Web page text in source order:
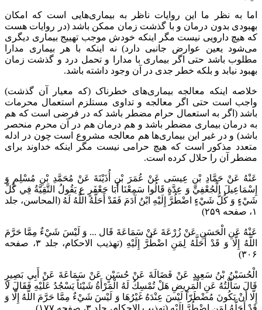
اما به نظر ما این روایات ناظر به بیماری‌هایی است که امکان
بهبودی بدون درمان و با گذشت زمان ممکن باشد (در روایات هست
که هیچ دارویی نیست مگر اینکه خودش موجب تهییج بیماری دیگری
می‌شود یعین عوارض جانبی دارد) نه اینکه با هر بیماری مدارا
مطلوب باشد حتی اگر بیماری با مدارا و تحمل درد و گذشت زمان
بهبود نیابد و بلکه خطر جدی در آن وجود داشته باشد.
خلاصه اینکه معالجه بیماری‌های خطرناک (که معیار آن گذشت)
واجب است حتی اگر معالجه و تداوی مستلزم استعمال محرمات
باشد (اگر به استعمال حرام مضطر باشد که در فرضی است که هم
به درمان بیماری مضطر باشد و هم درمان هم در آن محرم منحصر
باشد) و در غیر این بیماری‌ها هم معالجه مشروع است چون در ادله
متعدد مذکور است که هیچ حرامی نیست مگر اینکه خداوند برای
مضطر آن را حلال کرده است.
عَنْهُ عَنْ حَمَّادِ بْنِ عِيسَى عَنْ عُمَرَ بْنِ أُذَيْنَةَ عَنْ مُحَمَّدِ بْنِ مُسْلِمٍ وَ
إِسْمَاعِيلَ الْجُعْفِيِّ وَ عِدَّةٍ قَالُوا سَمِعْنَا أَبَا جَعْفَرٍ ع يَقُولُ التَّقِيَّةُ فِي كُلِّ
شَيْ‌ءٍ وَ كُلُّ شَيْ‌ءٍ اضْطُرَّ إِلَيْهِ ابْنُ آدَمَ فَقَدْ أَحَلَّهُ اللَّهُ لَهُ‌ (المحاسن، جلد
۱، صفحه ۲۵۹)
عَنْهُ عَنِ الْحَسَنِ عَنْ زُرْعَةَ عَنْ سَمَاعَةَ قَال ... وَ لَيْسَ شَيْ‌ءٌ مِمَّا حَرَّمَ
اللَّهُ إِلَّا وَ قَدْ أَحَلَّهُ لِمَنِ اضْطُرَّ إِلَيْهِ‌ (تهذیب الاحکام، جلد ۳، صفحه
۳۰۶)
الْحُسَيْنُ بْنُ سَعِيدٍ عَنْ فَضَالَةَ عَنْ حُسَيْنٍ عَنْ سَمَاعَةَ عَنْ أَبِي بَصِيرٍ
قَالَ سَأَلْتُهُ عَنِ الْمَرِيضِ هَلْ تُمْسِكُ لَهُ الْمَرْأَةُ شَيْئاً يَسْجُدُ عَلَيْهِ فَقَالَ لَا
إِلَّا أَنْ يَكُونَ مُضْطَرّاً لَيْسَ عِنْدَهُ غَيْرُهَا وَ لَيْسَ شَيْ‌ءٌ مِمَّا حَرَّمَ اللَّهُ إِلَّا وَ
قَدْ أَحَلَّهُ لِمَنِ اضْطُرَّ إِلَيْهِ‌ (تهذیب الاحکام، جلد ۳، صفحه ۱۷۷)